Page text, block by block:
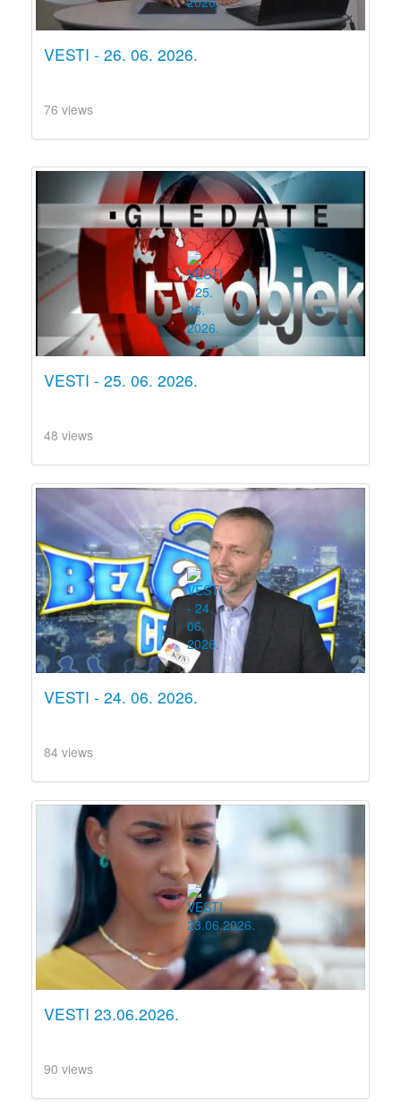
VESTI - 26. 06. 2026.
76 views
VESTI - 25. 06. 2026.
48 views
VESTI - 24. 06. 2026.
84 views
VESTI 23.06.2026.
90 views